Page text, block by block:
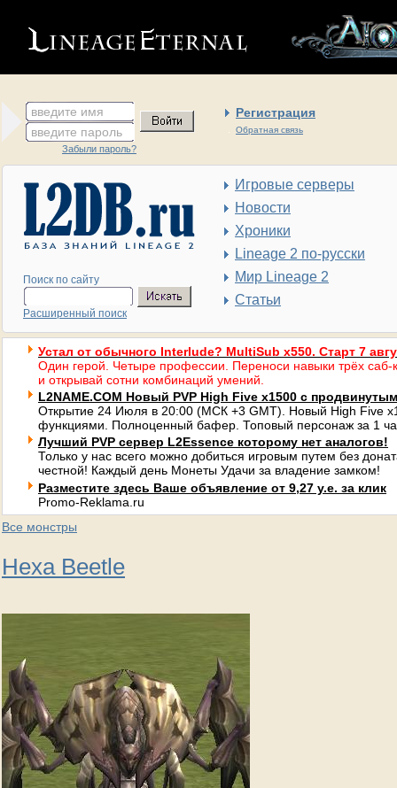
введите имя Регистрация
Обратная связь
введите пароль
Забыли пароль?
Поиск по сайту
Расширенный поиск
Игровые серверы
Новости
Хроники
Lineage 2 по-русски
Мир Lineage 2
Статьи
Устал от обычного Interlude? MultiSub x550. Старт 7
Один герой. Четыре профессии. Переноси навыки трёх саб-
и открывай сотни комбинаций умений.
L2NAME.COM Новый PVP High Five x1500 с
Открытие 24 Июля в 20:00 (МСК +3 GMT). Новый High Five
функциями. Полноценный бафер. Топовый персонаж за 1
Лучший PVP сервер L2Essence которому нет аналогов!
Только у нас всего можно добиться игровым путем без
честной! Каждый день Монеты Удачи за владение замком!
Разместите здесь Ваше объявление от 9,27 у.е. за клик
Promo-Reklama.ru
Все монстры
Hexa Beetle